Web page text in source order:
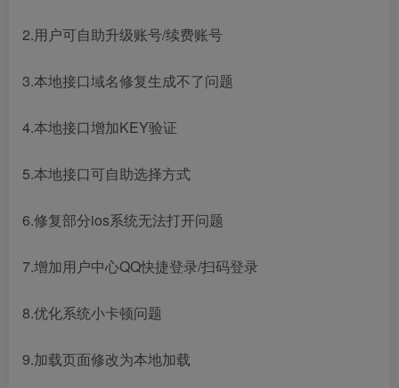
2.用户可自助升级账号/续费账号
3.本地接口域名修复生成不了问题
4.本地接口增加KEY验证
5.本地接口可自助选择方式
6.修复部分ios系统无法打开问题
7.增加用户中心QQ快捷登录/扫码登录
8.优化系统小卡顿问题
9.加载页面修改为本地加载